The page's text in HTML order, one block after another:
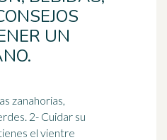
UN
zanahorias,
2- Cuidar su
el vientre